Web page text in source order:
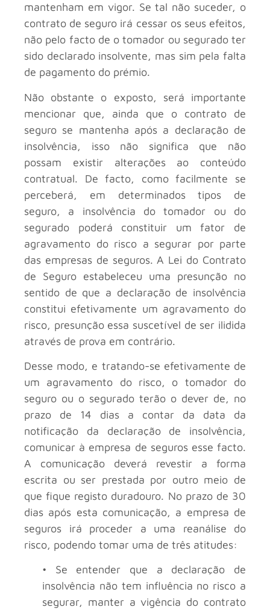
mantenham em vigor. Se tal não suceder, o
contrato de seguro irá cessar os seus efeitos,
não pelo facto de o tomador ou segurado ter
sido declarado insolvente, mas sim pela falta
de pagamento do prémio.
Não obstante o exposto, será importante
mencionar que, ainda que o contrato de
seguro se mantenha após a declaração de
insolvência, isso não significa que não
possam existir alterações ao conteúdo
contratual. De facto, como facilmente se
perceberá, em determinados tipos de
seguro, a insolvência do tomador ou do
segurado poderá constituir um fator de
agravamento do risco a segurar por parte
das empresas de seguros. A Lei do Contrato
de Seguro estabeleceu uma presunção no
sentido de que a declaração de insolvência
constitui efetivamente um agravamento do
risco, presunção essa suscetível de ser ilidida
através de prova em contrário.
Desse modo, e tratando-se efetivamente de
um agravamento do risco, o tomador do
seguro ou o segurado terão o dever de, no
prazo de 14 dias a contar da data da
notificação da declaração de insolvência,
comunicar à empresa de seguros esse facto.
A comunicação deverá revestir a forma
escrita ou ser prestada por outro meio de
que fique registo duradouro. No prazo de 30
dias após esta comunicação, a empresa de
seguros irá proceder a uma reanálise do
risco, podendo tomar uma de três atitudes:
• Se entender que a declaração de
insolvência não tem influência no risco a
segurar, manter a vigência do contrato